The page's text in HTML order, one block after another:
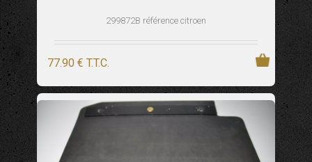
299872B référence citroen
77.90 € T.T.C.